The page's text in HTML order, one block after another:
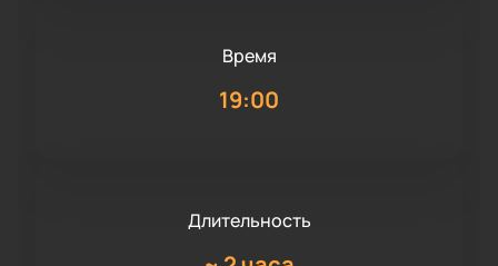
Время
19:00
Длительность